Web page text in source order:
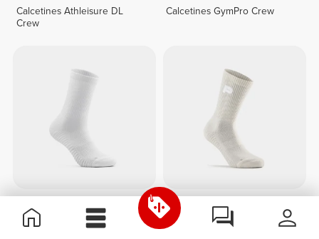
Calcetines Athleisure DL
Crew
Calcetines GymPro Crew
Calcetines GymPro Crew
€7.99
Calcetines GymPro Crew